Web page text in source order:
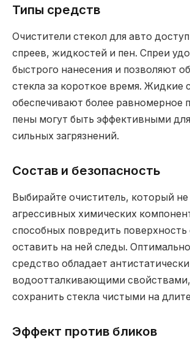
Типы средств
Очистители стекол для авто
спреев, жидкостей и пен. Спреи
быстрого нанесения и позволяют
стекла за короткое время. Жидкие
обеспечивают более равномерное
пены могут быть эффективными
сильных загрязнений.
Состав и безопасность
Выбирайте очиститель, который
агрессивных химических
способных повредить поверхность
оставить на ней следы.
средство обладает
водоотталкивающими свойствами,
сохранить стекла чистыми на
Эффект против бликов